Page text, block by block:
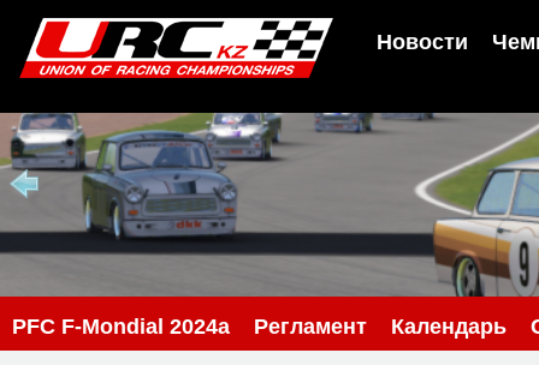
Новости
PFC F-Mondial 2024a Регламент Календарь